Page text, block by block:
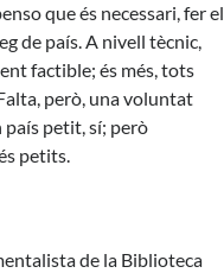
que és necessari, fer el
de país. A nivell tècnic,
factible; és més, tots
però, una voluntat
país petit, sí; però
petits.
de la Biblioteca